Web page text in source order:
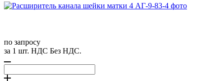
по запросу
за 1 шт. НДС Без НДС.